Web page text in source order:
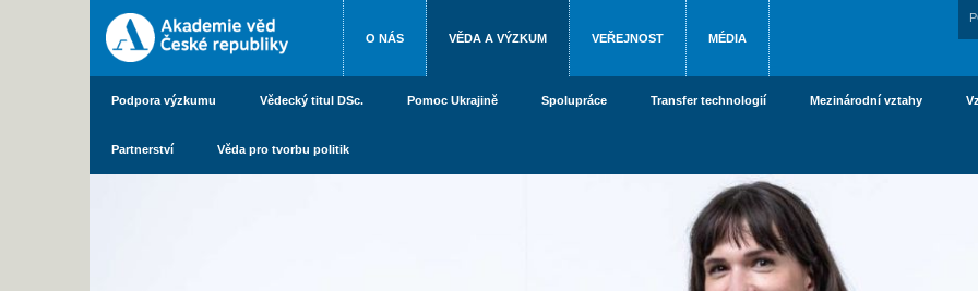
O NÁS VĚDA A VÝZKUM VEŘEJNOST MÉDIA
Podpora výzkumu Vědecký titul DSc. Pomoc Ukrajině Spolupráce Transfer technologií Mezinárodní vztahy
Partnerství Věda pro tvorbu politik